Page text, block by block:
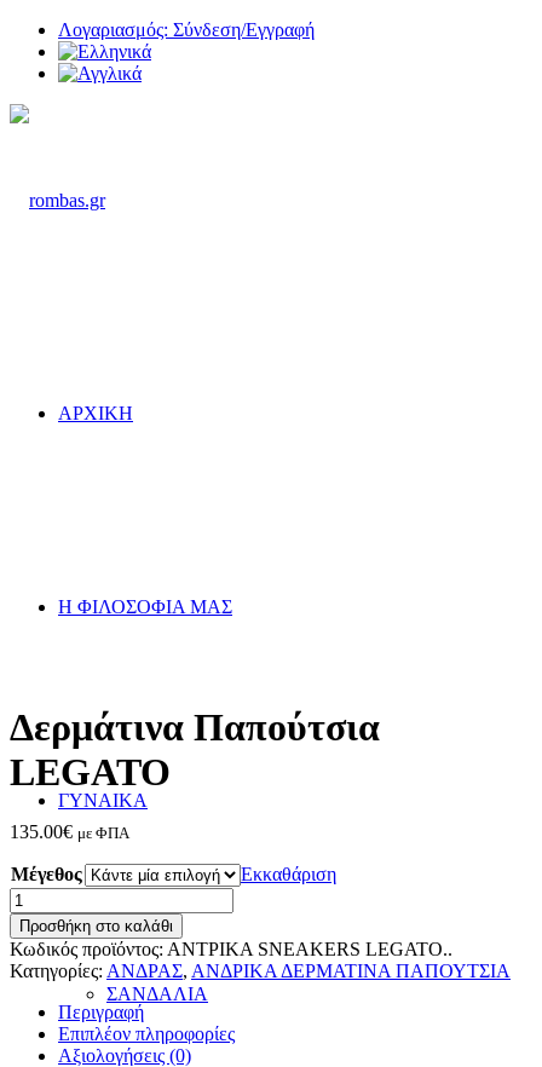
Λογαριασμός: Σύνδεση/Εγγραφή
ΑΡΧΙΚΗ
Η ΦΙΛΟΣΟΦΙΑ ΜΑΣ
ΓΥΝΑΙΚΑ
ΣΑΝΔΑΛΙΑ
Δερμάτινα Παπούτσια
LEGATO
135.00€ με ΦΠΑ
Μέγεθος
Εκκαθάριση
Δερμάτινα
Παπούτσια
LEGATO
ποσότητα
Προσθήκη στο καλάθι
Κωδικός προϊόντος: ΑΝΤΡΙΚΑ SNEAKERS LEGATO..
Κατηγορίες: ΑΝΔΡΑΣ, ΑΝΔΡΙΚΑ ΔΕΡΜΑΤΙΝΑ ΠΑΠΟΥΤΣΙΑ
Περιγραφή
Επιπλέον πληροφορίες
Αξιολογήσεις (0)